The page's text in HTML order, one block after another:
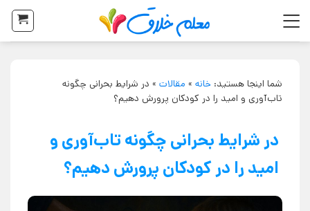
شما اینجا هستید: خانه » مقالات » در شرایط بحرانی چگونه
تاب‌آوری و امید را در کودکان پرورش دهیم؟
در شرایط بحرانی چگونه تاب‌آوری و
امید را در کودکان پرورش دهیم؟